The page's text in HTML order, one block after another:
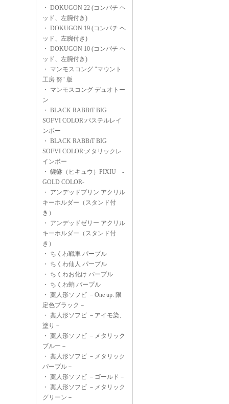
・ DOKUGON 22 (コンパチ ヘ
ッド、左腕付き)
・ DOKUGON 19 (コンパチ ヘ
ッド、左腕付き)
・ DOKUGON 10 (コンパチ ヘ
ッド、左腕付き)
・ マンモスコング "マウント
工房 努" 版
・ マンモスコング デュオトー
ン
・ BLACK RABBiT BIG
SOFVI COLOR:パステルレイ
ンボー
・ BLACK RABBiT BIG
SOFVI COLOR:メタリックレ
インボー
・ 貔貅（ヒキュウ）PIXIU -
GOLD COLOR-
・ アンデッドプリン アクリル
キーホルダー（スタンド付
き）
・ アンデッドゼリー アクリル
キーホルダー（スタンド付
き）
・ ちくわ戦車 パープル
・ ちくわ仙人 パープル
・ ちくわお化け パープル
・ ちくわ蛸 パープル
・ 藁人形ソフビ －One up. 限
定色ブラック－
・ 藁人形ソフビ －アイモ染、
塗り－
・ 藁人形ソフビ －メタリック
ブルー－
・ 藁人形ソフビ －メタリック
パープル－
・ 藁人形ソフビ －ゴールド－
・ 藁人形ソフビ －メタリック
グリーン－